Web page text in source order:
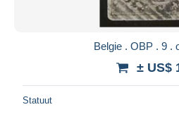
Belgie . OBP . 9 .
± US$
Statuut